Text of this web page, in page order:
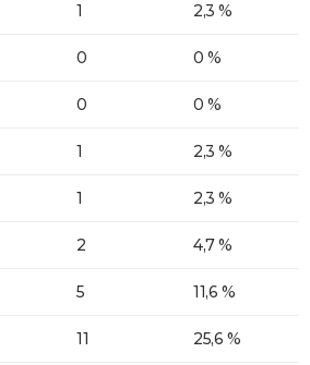
1 2,3 %
0 0 %
0 0 %
1 2,3 %
1 2,3 %
2 4,7 %
5 11,6 %
11 25,6 %